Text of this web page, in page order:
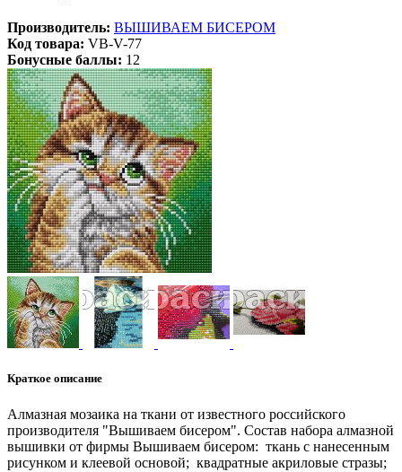
Производитель: ВЫШИВАЕМ БИСЕРОМ
Код товара: VB-V-77
Бонусные баллы: 12
Краткое описание
Алмазная мозаика на ткани от известного российского
производителя "Вышиваем бисером". Состав набора алмазной
вышивки от фирмы Вышиваем бисером: ткань с нанесенным
рисунком и клеевой основой; квадратные акриловые стразы;